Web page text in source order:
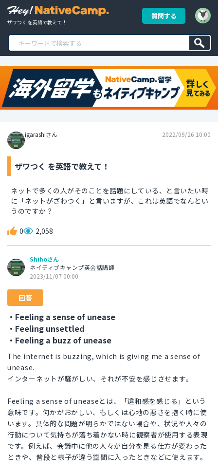
ザワつく を英語で教えて！
質問する
igarashiさん 2022/09/26 10:00
ザワつく を英語で教えて！
ネットで多くの人がそのことを話題にしている、と言いたい時
に「ネットがざわつく」と言いますが、これは英語でなんとい
うのですか？
0 2,058
Shihoさん
ネイティブキャンプ英会話講師
2023/11/07 00:00
回答
・Feeling a sense of unease
・Feeling unsettled
・Feeling a buzz of unease
The internet is buzzing, which is giving me a sense of
unease.
インターネットが騒がしい、それが不安を感じさせます。
Feeling a sense of uneaseとは、「違和感を感じる」という
意味です。何かがおかしい、もしくは心地の悪さを抱く時に使
います。具体的な問題が明らかではない場合や、状況や人々の
行動について気持ちが落ち着かない時に観察者が使用する表現
です。例えば、会議中に他の人々が自分を見る仕方が変わった
ときや、普段と様子が違う空間に入ったときなどに使えます。